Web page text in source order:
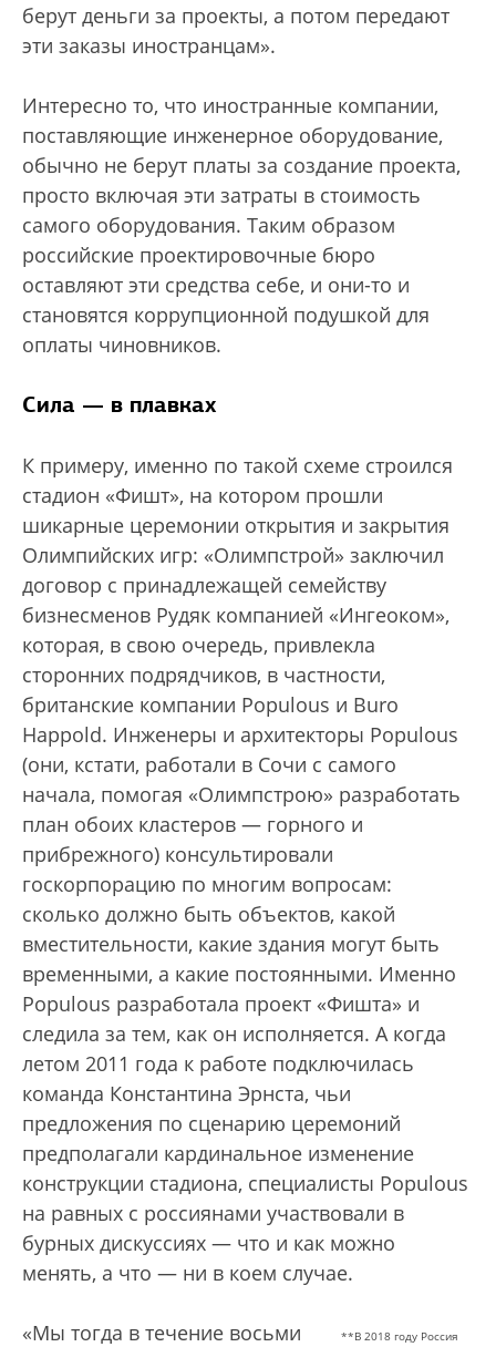
берут деньги за проекты, а потом передают
эти заказы иностранцам».
Интересно то, что иностранные компании,
поставляющие инженерное оборудование,
обычно не берут платы за создание проекта,
просто включая эти затраты в стоимость
самого оборудования. Таким образом
российские проектировочные бюро
оставляют эти средства себе, и они-то и
становятся коррупционной подушкой для
оплаты чиновников.
Сила — в плавках
К примеру, именно по такой схеме строился
стадион «Фишт», на котором прошли
шикарные церемонии открытия и закрытия
Олимпийских игр: «Олимпстрой» заключил
договор с принадлежащей семейству
бизнесменов Рудяк компанией «Ингеоком»,
которая, в свою очередь, привлекла
сторонних подрядчиков, в частности,
британские компании Populous и Buro
Happold. Инженеры и архитекторы Populous
(они, кстати, работали в Сочи с самого
начала, помогая «Олимпстрою» разработать
план обоих кластеров — горного и
прибрежного) консультировали
госкорпорацию по многим вопросам:
сколько должно быть объектов, какой
вместительности, какие здания могут быть
временными, а какие постоянными. Именно
Populous разработала проект «Фишта» и
следила за тем, как он исполняется. А когда
летом 2011 года к работе подключилась
команда Константина Эрнста, чьи
предложения по сценарию церемоний
предполагали кардинальное изменение
конструкции стадиона, специалисты Populous
на равных с россиянами участвовали в
бурных дискуссиях — что и как можно
менять, а что — ни в коем случае.
**В 2018 году Россия
«Мы тогда в течение восьми